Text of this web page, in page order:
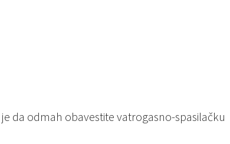
da odmah obavestite vatrogasno-spasilačku